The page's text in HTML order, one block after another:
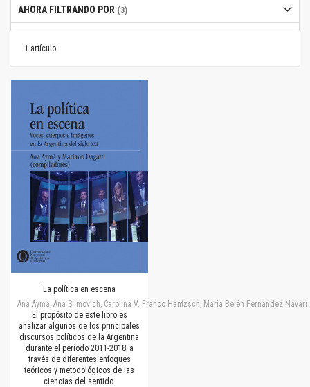
1 artículo
La política en escena
Ana Aymá, Ana Slimovich, Carolina V. Franco Häntzsch, María Belén Fernández
El propósito de este libro es
analizar algunos de los principales
discursos políticos de la Argentina
durante el período 2011-2018, a
través de diferentes enfoques
teóricos y metodológicos de las
ciencias del sentido.
AHORA FILTRANDO POR